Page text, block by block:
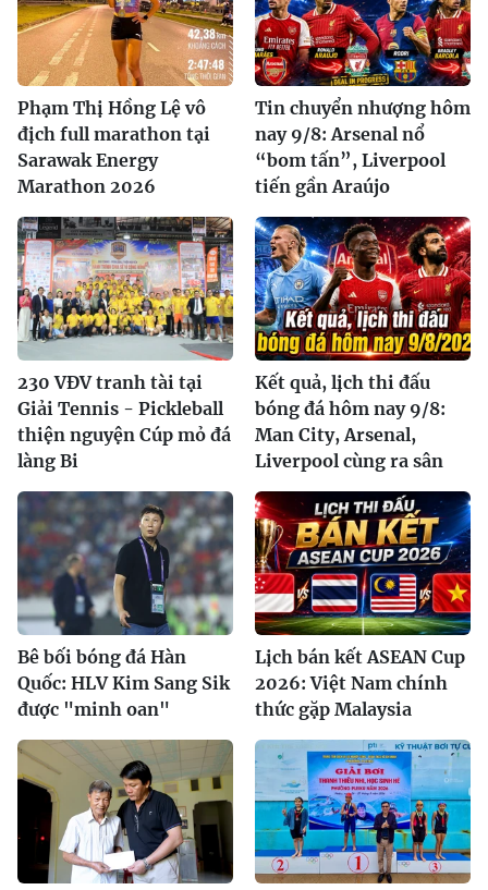
Phạm Thị Hồng Lệ vô
địch full marathon tại
Sarawak Energy
Marathon 2026
Tin chuyển nhượng hôm
nay 9/8: Arsenal nổ
“bom tấn”, Liverpool
tiến gần Araújo
230 VĐV tranh tài tại
Giải Tennis - Pickleball
thiện nguyện Cúp mỏ đá
làng Bi
Kết quả, lịch thi đấu
bóng đá hôm nay 9/8:
Man City, Arsenal,
Liverpool cùng ra sân
Bê bối bóng đá Hàn
Quốc: HLV Kim Sang Sik
được "minh oan"
Lịch bán kết ASEAN Cup
2026: Việt Nam chính
thức gặp Malaysia